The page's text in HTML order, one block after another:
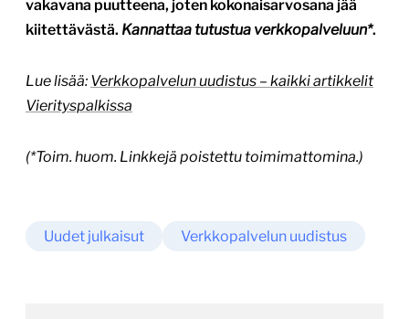
vakavana puutteena, joten kokonaisarvosana jää
kiitettävästä. Kannattaa tutustua verkkopalveluun*.
Lue lisää: Verkkopalvelun uudistus – kaikki artikkelit
Vierityspalkissa
(*Toim. huom. Linkkejä poistettu toimimattomina.)
Uudet julkaisut Verkkopalvelun uudistus